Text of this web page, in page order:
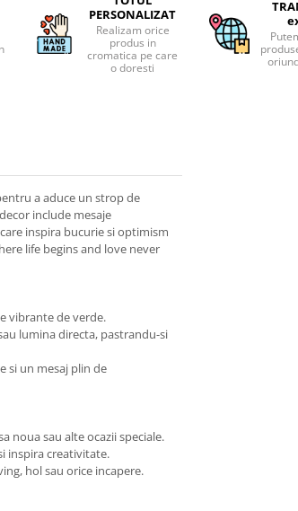
PERSONALIZAT
Realizam orice
produs in
cromatica pe care
o doresti
a aduce un strop de
include mesaje
inspira bucurie si optimism
life begins and love never
vibrante de verde.
lumina directa, pastrandu-si
si un mesaj plin de
noua sau alte ocazii speciale.
inspira creativitate.
hol sau orice incapere.